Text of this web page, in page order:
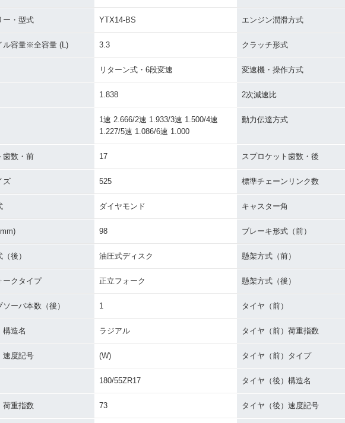
ー・型式 YTX14-BS エンジン潤滑方式
ル容量※全容量 (L) 3.3 クラッチ形式
リターン式・6段変速 変速機・操作方式
1.838 2次減速比
1速 2.666/2速 1.933/3速 1.500/4速
1.227/5速 1.086/6速 1.000
動力伝達方式
歯数・前 17 スプロケット歯数・後
ズ 525 標準チェーンリンク数
ダイヤモンド キャスター角
98 ブレーキ形式（前）
後） 油圧式ディスク 懸架方式（前）
ークタイプ 正立フォーク 懸架方式（後）
ーバ本数（後） 1 タイヤ（前）
構造名 ラジアル タイヤ（前）荷重指数
速度記号 (W) タイヤ（前）タイプ
180/55ZR17 タイヤ（後）構造名
荷重指数 73 タイヤ（後）速度記号